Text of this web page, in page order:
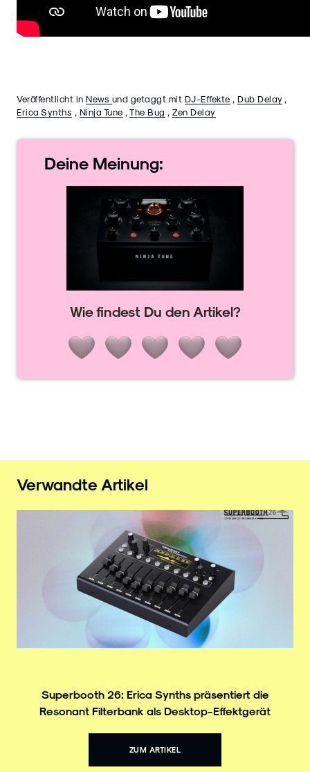
Veröffentlicht in News und getaggt mit DJ-Effekte , Dub Delay,
Erica Synths , Ninja Tune , The Bug , Zen Delay
Deine Meinung:
Wie findest Du den Artikel?
Verwandte Artikel
Superbooth 26: Erica Synths präsentiert die
Resonant Filterbank als Desktop-Effektgerät
ZUM ARTIKEL